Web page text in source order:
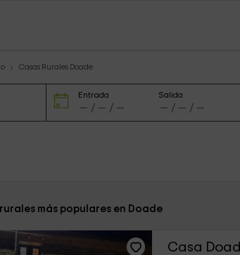
Casas Rurales Doade
Entrada Salida
más populares en Doade
Casa